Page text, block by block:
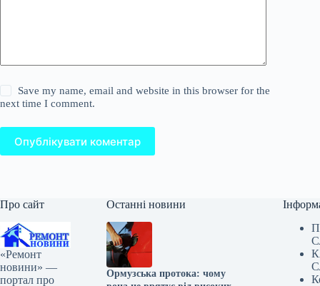
Save my name, email and website in this browser for the
next time I comment.
Опублікувати коментар
Про сайт
«Ремонт
новини» —
портал про
Останні новини
Ормузська протока: чому